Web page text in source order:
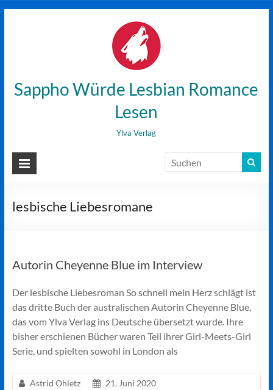
Sappho Würde Lesbian Romance
Lesen
Ylva Verlag
lesbische Liebesromane
Autorin Cheyenne Blue im Interview
Der lesbische Liebesroman So schnell mein Herz schlägt ist
das dritte Buch der australischen Autorin Cheyenne Blue,
das vom Ylva Verlag ins Deutsche übersetzt wurde. Ihre
bisher erschienen Bücher waren Teil ihrer Girl-Meets-Girl
Serie, und spielten sowohl in London als
Astrid Ohletz
21. Juni 2020